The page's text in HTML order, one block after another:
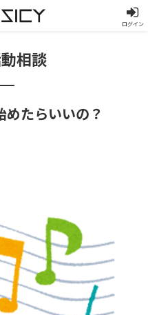
ログイン
相談
めたらいいの？